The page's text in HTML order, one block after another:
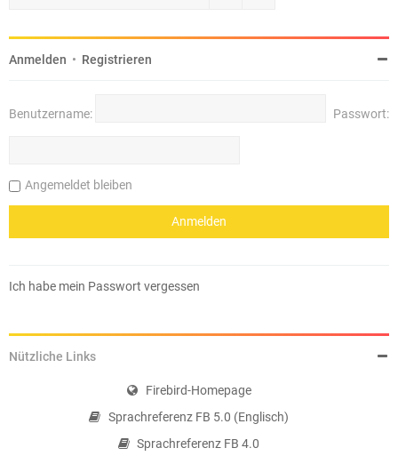
Anmelden • Registrieren
Benutzername: Passwort:
Angemeldet bleiben
Ich habe mein Passwort vergessen
Nützliche Links
Firebird-Homepage
Sprachreferenz FB 5.0 (Englisch)
Sprachreferenz FB 4.0